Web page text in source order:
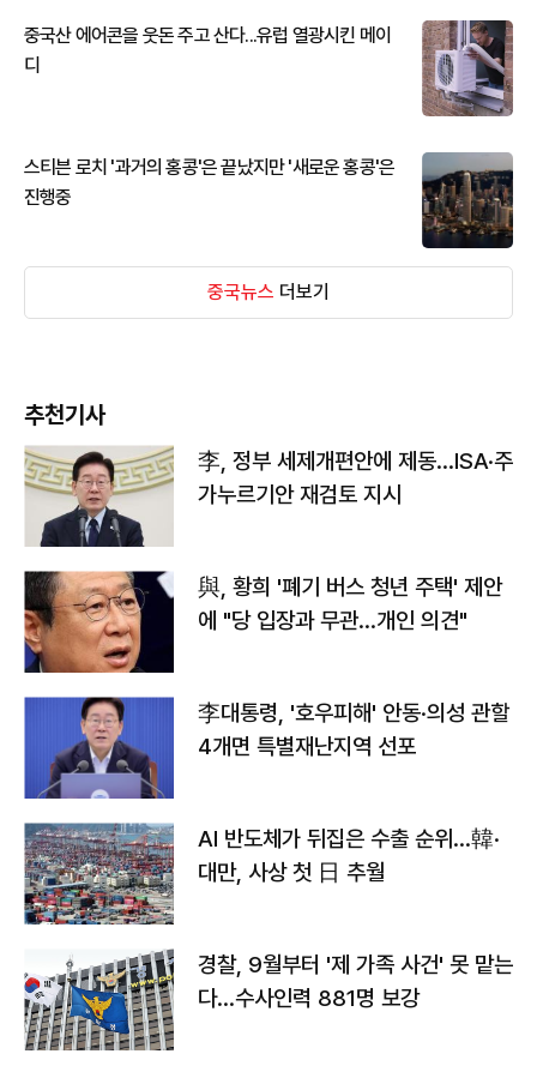
중국산 에어콘을 웃돈 주고 산다...유럽 열광시킨 메이
디
스티븐 로치 '과거의 홍콩'은 끝났지만 '새로운 홍콩'은
진행중
중국뉴스 더보기
추천기사
李, 정부 세제개편안에 제동…ISA·주
가누르기안 재검토 지시
與, 황희 '폐기 버스 청년 주택' 제안
에 "당 입장과 무관…개인 의견"
李대통령, '호우피해' 안동·의성 관할
4개면 특별재난지역 선포
AI 반도체가 뒤집은 수출 순위…韓·
대만, 사상 첫 日 추월
경찰, 9월부터 '제 가족 사건' 못 맡는
다…수사인력 881명 보강